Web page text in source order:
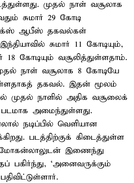
முதல் நாள் வசூலாக
சுமார் 29 கோடி
ஆபீஸ் தகவல்கள்
சுமார் 11 கோடியும்,
18 கோடியும் வசூலித்துள்ளதாம்.
நாள் வசூலாக 8 கோடியே
தகவல். இதன் மூலம்
முதல் நாளில் அதிக வசூலைக்
அமைந்துள்ளது.
நடிப்பில் வெளியான
படத்திற்குக் கிடைத்துள்ள
மோகன்லாலுடன் இணைந்து
பகிர்ந்து, ‘அனைவருக்கும்